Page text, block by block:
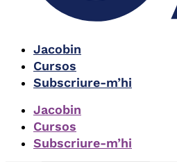
Jacobin
Cursos
Subscriure-m’hi
Jacobin
Cursos
Subscriure-m’hi